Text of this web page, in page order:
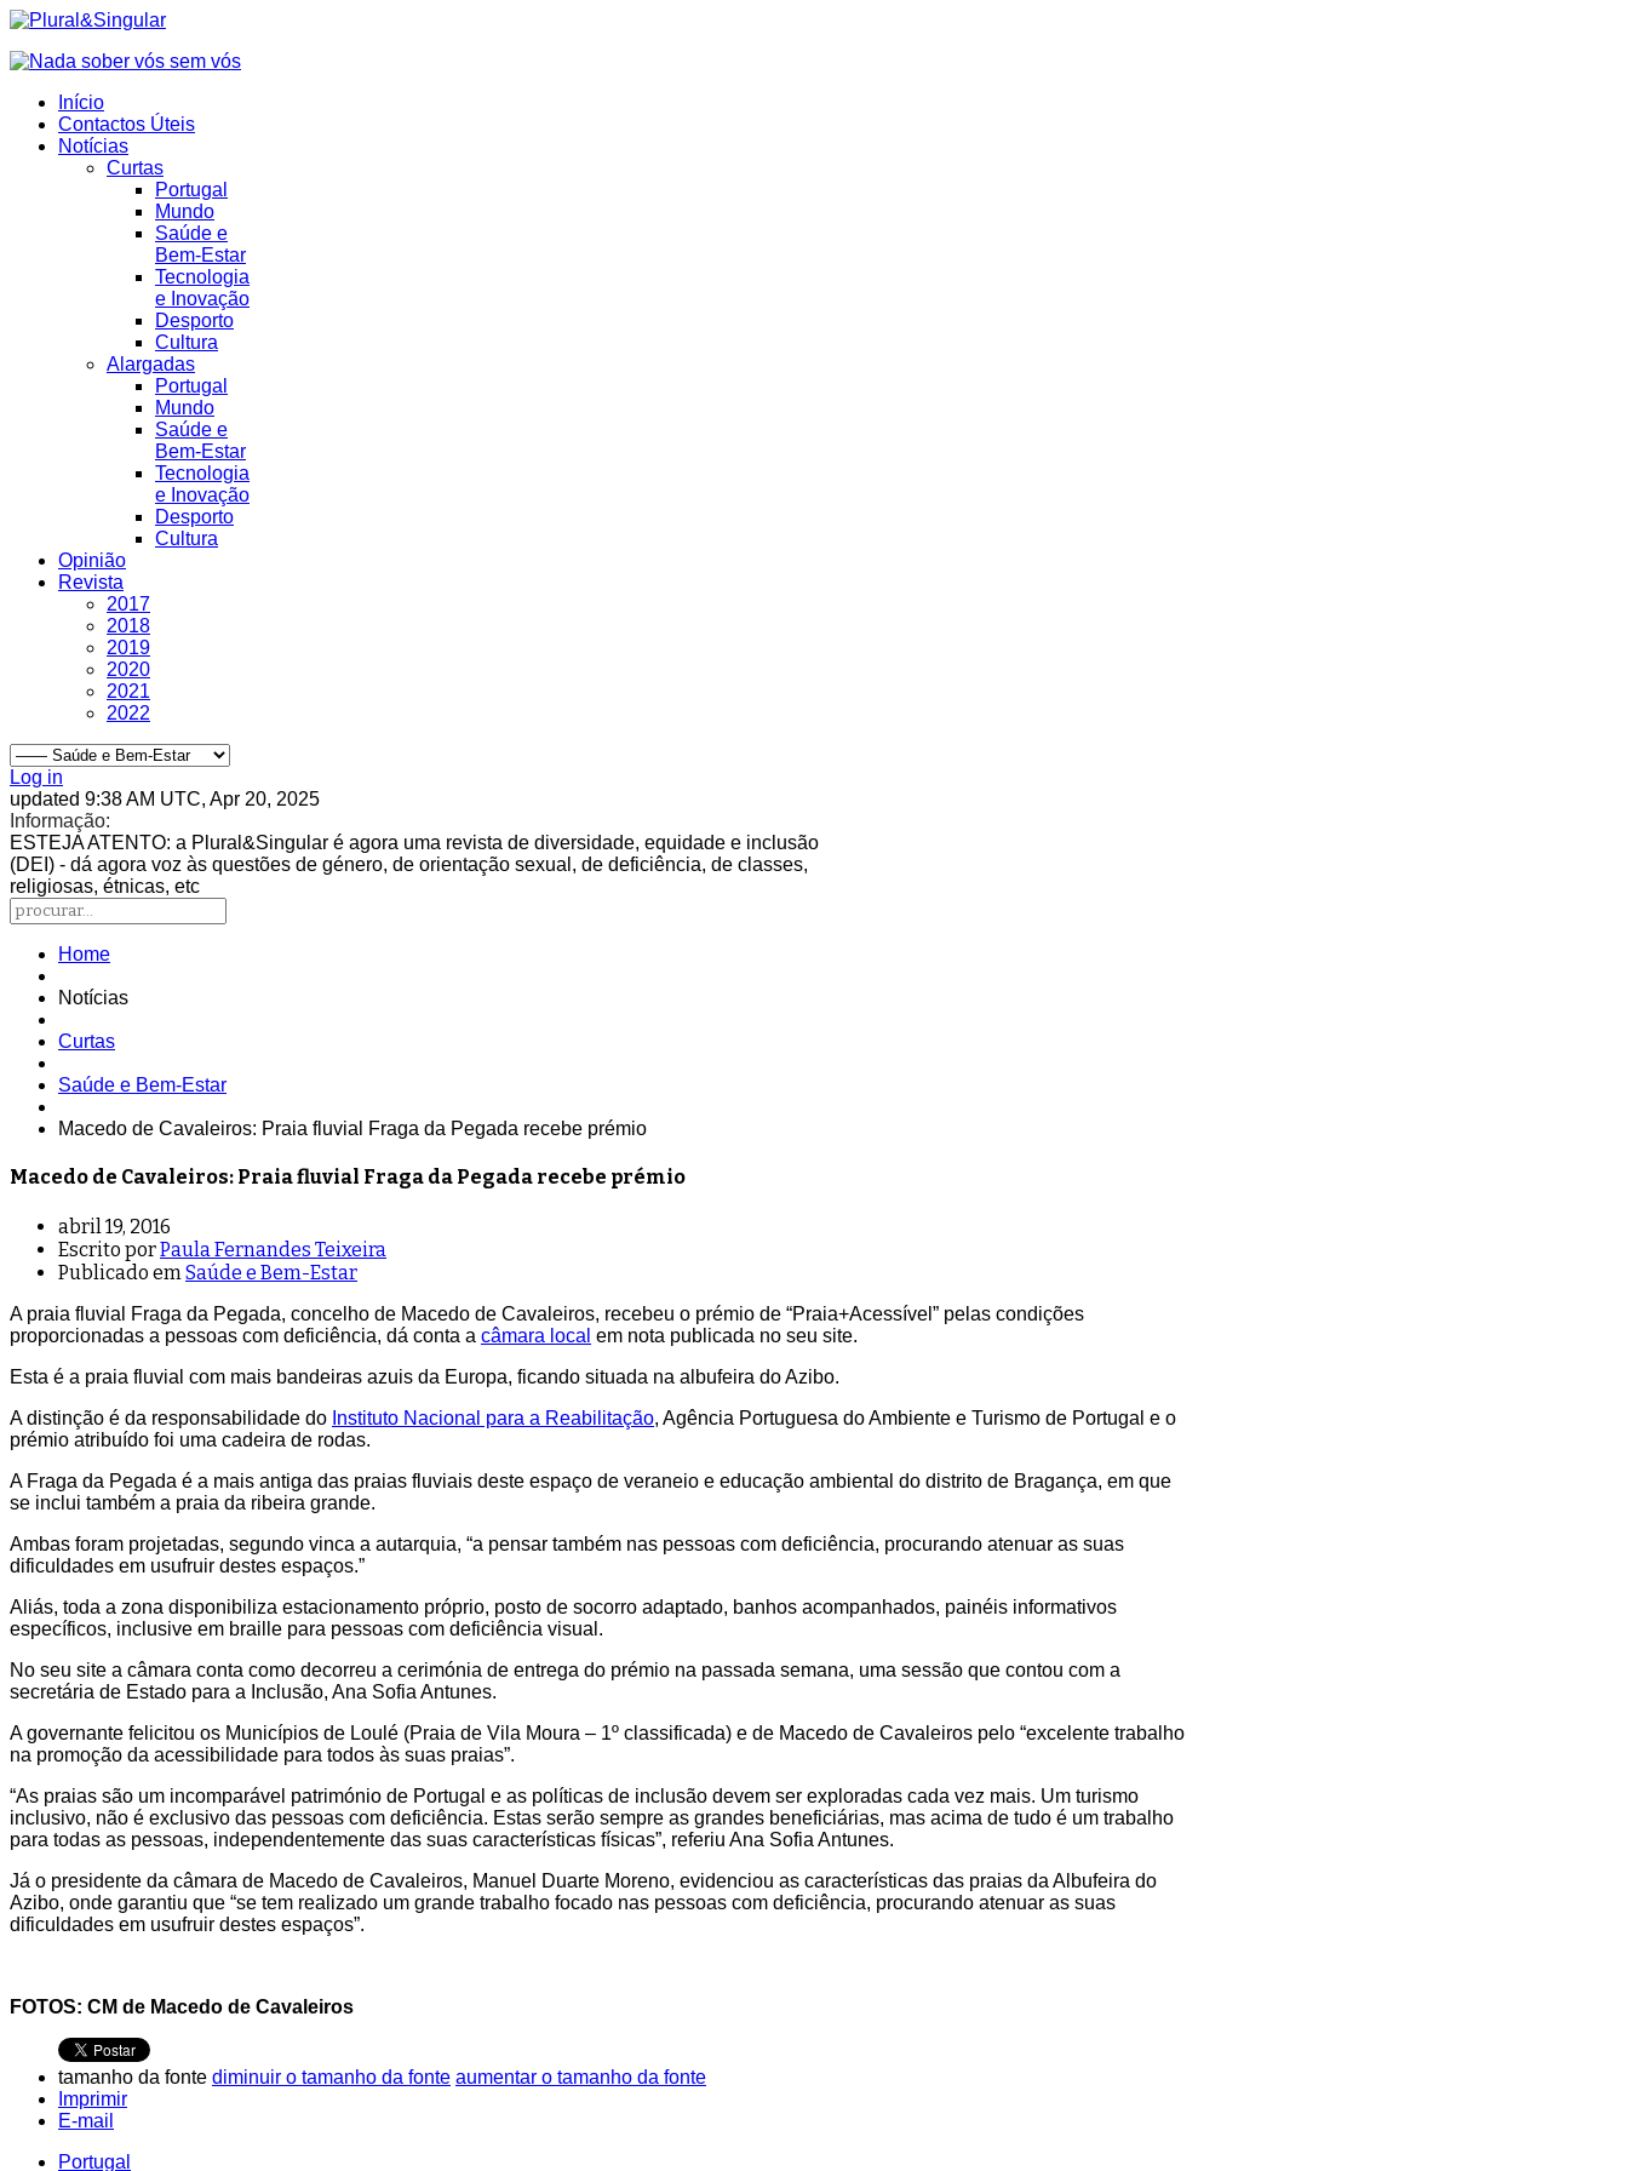
Início
Contactos Úteis
Notícias
Curtas
Portugal
Mundo
Saúde e
Bem-Estar
Tecnologia
e Inovação
Desporto
Cultura
Alargadas
Portugal
Mundo
Saúde e
Bem-Estar
Tecnologia
e Inovação
Desporto
Cultura
Opinião
Revista
2017
2018
2019
2020
2021
2022
Log in
updated 9:38 AM UTC, Apr 20, 2025
Informação:
ESTEJA ATENTO: a Plural&Singular é agora uma revista de diversidade, equidade e inclusão
(DEI) - dá agora voz às questões de género, de orientação sexual, de deficiência, de classes,
religiosas, étnicas, etc
Home
Notícias
Curtas
Saúde e Bem-Estar
Macedo de Cavaleiros: Praia fluvial Fraga da Pegada recebe prémio
Macedo de Cavaleiros: Praia fluvial Fraga da Pegada recebe prémio
abril 19, 2016
Escrito porPaula Fernandes Teixeira
Publicado em Saúde e Bem-Estar
A praia fluvial Fraga da Pegada, concelho de Macedo de Cavaleiros, recebeu o prémio de “Praia+Acessível” pelas condições
proporcionadas a pessoas com deficiência, dá conta a câmara local em nota publicada no seu site.
Esta é a praia fluvial com mais bandeiras azuis da Europa, ficando situada na albufeira do Azibo.
A distinção é da responsabilidade do Instituto Nacional para a Reabilitação, Agência Portuguesa do Ambiente e Turismo de Portugal e o
prémio atribuído foi uma cadeira de rodas.
A Fraga da Pegada é a mais antiga das praias fluviais deste espaço de veraneio e educação ambiental do distrito de Bragança, em que
se inclui também a praia da ribeira grande.
Ambas foram projetadas, segundo vinca a autarquia, “a pensar também nas pessoas com deficiência, procurando atenuar as suas
dificuldades em usufruir destes espaços.”
Aliás, toda a zona disponibiliza estacionamento próprio, posto de socorro adaptado, banhos acompanhados, painéis informativos
específicos, inclusive em braille para pessoas com deficiência visual.
No seu site a câmara conta como decorreu a cerimónia de entrega do prémio na passada semana, uma sessão que contou com a
secretária de Estado para a Inclusão, Ana Sofia Antunes.
A governante felicitou os Municípios de Loulé (Praia de Vila Moura – 1º classificada) e de Macedo de Cavaleiros pelo “excelente trabalho
na promoção da acessibilidade para todos às suas praias”.
“As praias são um incomparável património de Portugal e as políticas de inclusão devem ser exploradas cada vez mais. Um turismo
inclusivo, não é exclusivo das pessoas com deficiência. Estas serão sempre as grandes beneficiárias, mas acima de tudo é um trabalho
para todas as pessoas, independentemente das suas características físicas”, referiu Ana Sofia Antunes.
Já o presidente da câmara de Macedo de Cavaleiros, Manuel Duarte Moreno, evidenciou as características das praias da Albufeira do
Azibo, onde garantiu que “se tem realizado um grande trabalho focado nas pessoas com deficiência, procurando atenuar as suas
dificuldades em usufruir destes espaços”.
FOTOS: CM de Macedo de Cavaleiros
tamanho da fonte diminuir o tamanho da fonte aumentar o tamanho da fonte
Imprimir
E-mail
Portugal